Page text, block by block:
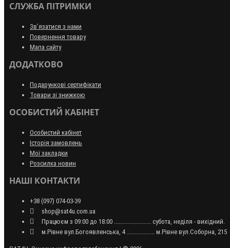
СЛУЖБА ПІТРИМКИ
Зв’язатися з нами
Повернення товару
Мапа сайту
ДОДАТКОВО
Подарункові сертифікати
Товари зі знижкою
ОСОБИСТИЙ КАБІНЕТ
Особистий кабінет
Історія замовлень
Мої закладки
Розсилка новин
НАШІ КОНТАКТИ
+38 (097) 074-03-39
shop@sat4u.com.ua
Працюєм з 09:00 до 18:00 ........................ субота, неділя - вихідний.
м.Рівне вул.Богоявленська, 4 .................. м.Рівне вул.Соборна, 215